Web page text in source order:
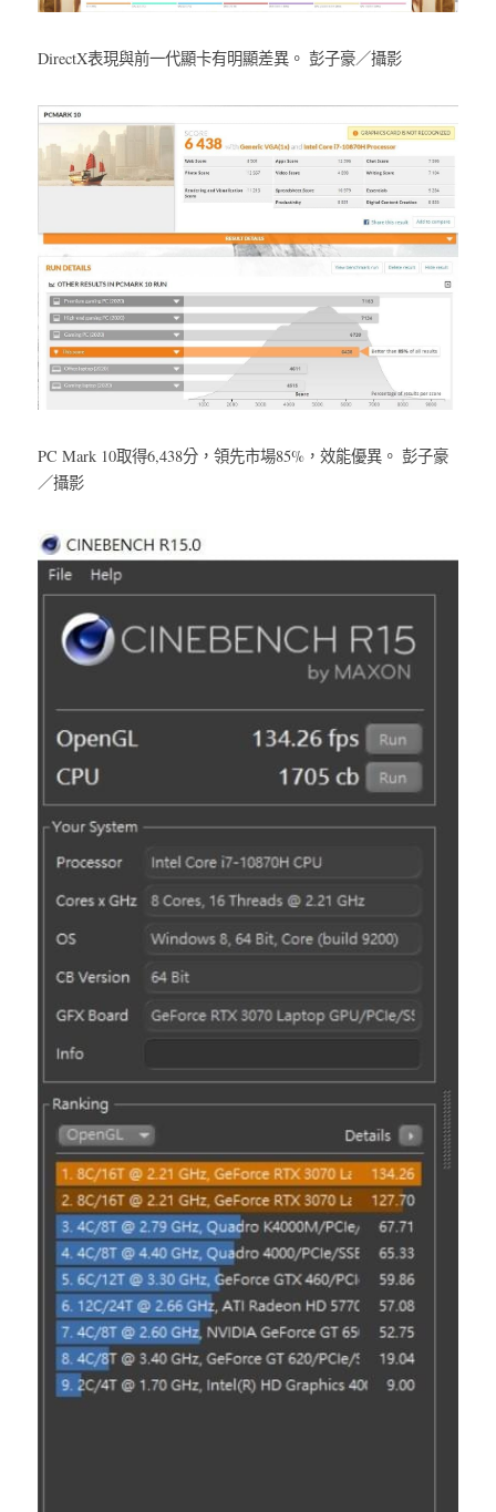
DirectX表現與前一代顯卡有明顯差異。 彭子豪／攝影
PC Mark 10取得6,438分，領先市場85%，效能優異。 彭子豪
／攝影